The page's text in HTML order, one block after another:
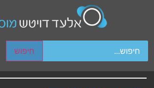
חיפושby touch or with swipe gestures.